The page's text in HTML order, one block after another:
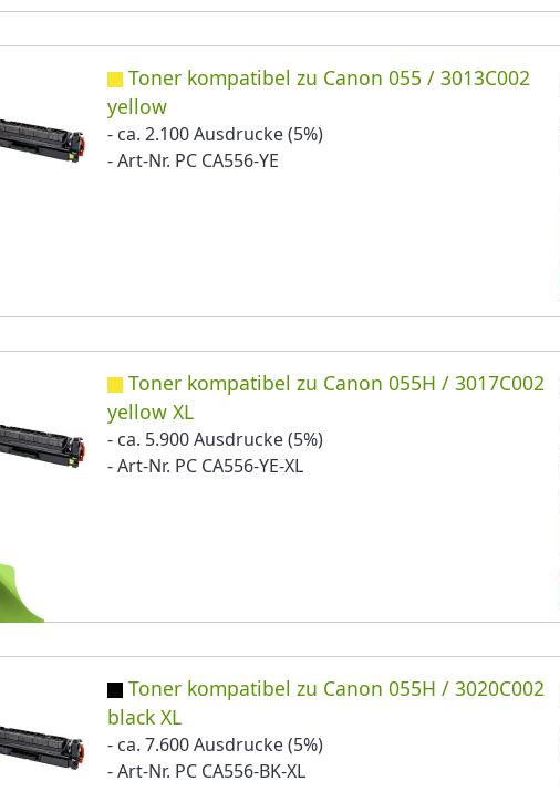
Toner kompatibel zu Canon 055 / 3013C002
yellow
- ca. 2.100 Ausdrucke (5%)
- Art-Nr. PC CA556-YE
Toner kompatibel zu Canon 055H / 3017C002
yellow XL
- ca. 5.900 Ausdrucke (5%)
- Art-Nr. PC CA556-YE-XL
Toner kompatibel zu Canon 055H / 3020C002
black XL
- ca. 7.600 Ausdrucke (5%)
- Art-Nr. PC CA556-BK-XL